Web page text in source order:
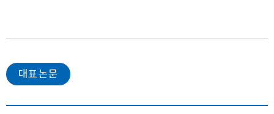
대표논문